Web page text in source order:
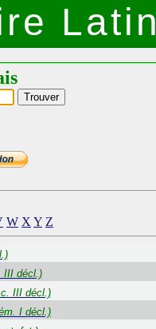
Latin
W X Y Z
III décl.)
III décl.)
I décl.)